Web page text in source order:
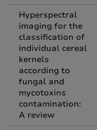
Hyperspectral
imaging for the
classification of
individual cereal
kernels
according to
fungal and
mycotoxins
contamination:
A review